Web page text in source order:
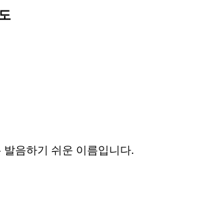
음하기 쉬운 이름입니다.